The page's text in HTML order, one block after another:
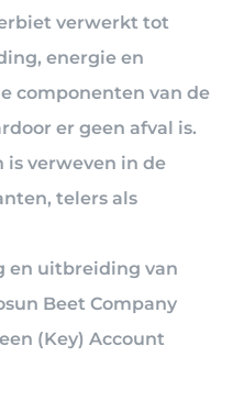
verwerkt tot
energie en
componenten van de
er geen afval is.
is verweven in de
telers als
en uitbreiding van
Beet Company
(Key) Account